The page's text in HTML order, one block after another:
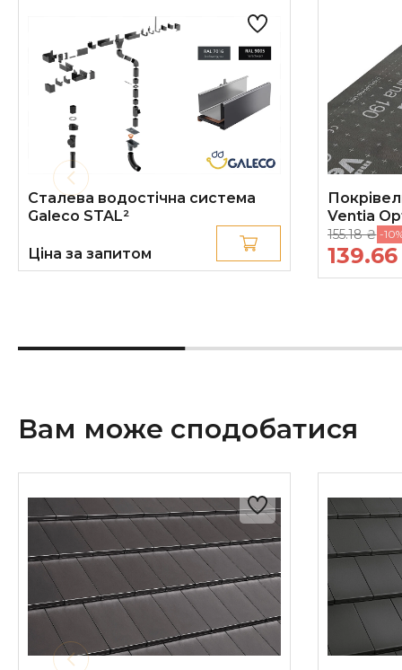
Сталева водостічна система
Galeco STAL²
Ціна за запитом
Ventia
155.18 ₴ -
139.66
Вам може сподобатися